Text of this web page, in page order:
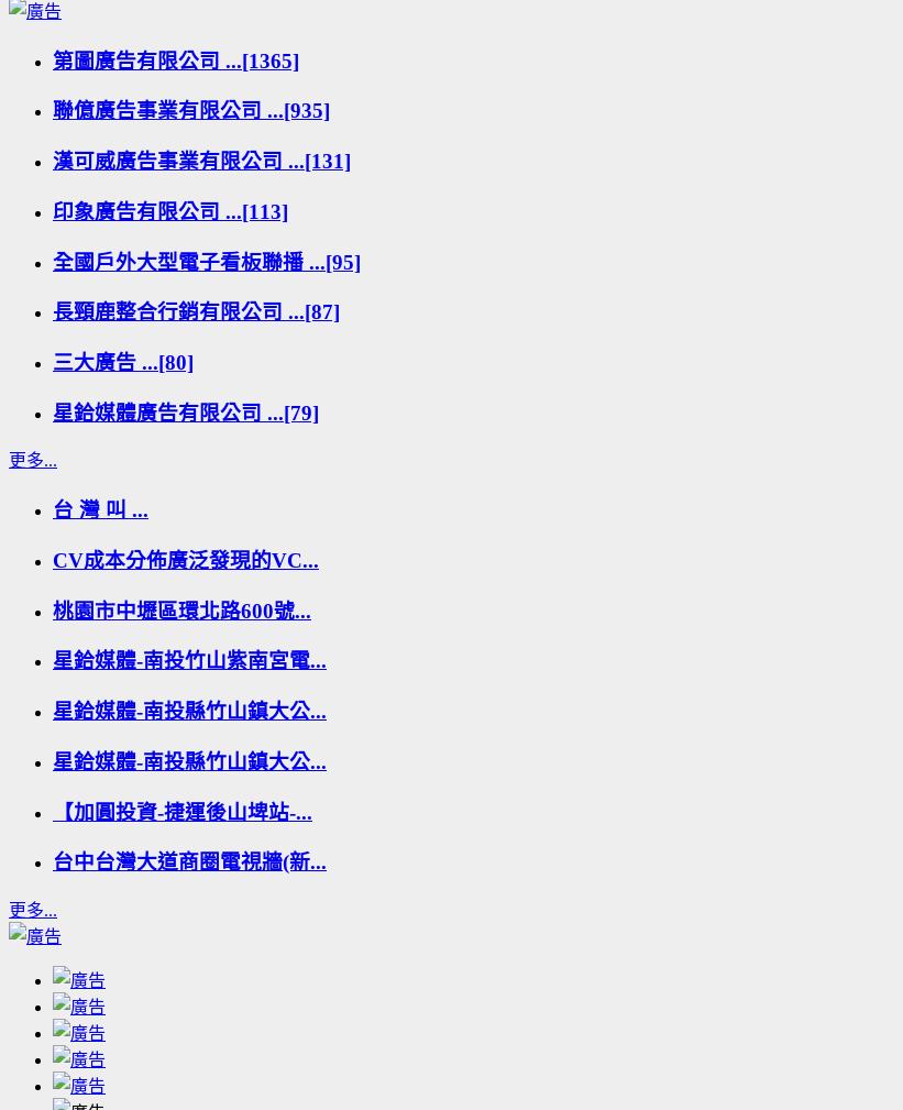
第圖廣告有限公司 ...[1365]
聯億廣告事業有限公司 ...[935]
漢可威廣告事業有限公司 ...[131]
印象廣告有限公司 ...[113]
全國戶外大型電子看板聯播 ...[95]
長頸鹿整合行銷有限公司 ...[87]
三大廣告 ...[80]
星鉿媒體廣告有限公司 ...[79]
更多...
台 灣 叫 ...
CV成本分佈廣泛發現的VC...
桃園市中壢區環北路600號...
星鉿媒體-南投竹山紫南宮電...
星鉿媒體-南投縣竹山鎮大公...
星鉿媒體-南投縣竹山鎮大公...
【加圓投資-捷運後山埤站-...
台中台灣大道商圈電視牆(新...
更多...